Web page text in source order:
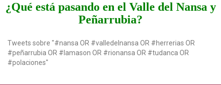
¿Qué está pasando en el Valle del Nansa y
Peñarrubia?
Tweets sobre "#nansa OR #valledelnansa OR #herrerias OR
#peñarrubia OR #lamason OR #rionansa OR #tudanca OR
#polaciones"